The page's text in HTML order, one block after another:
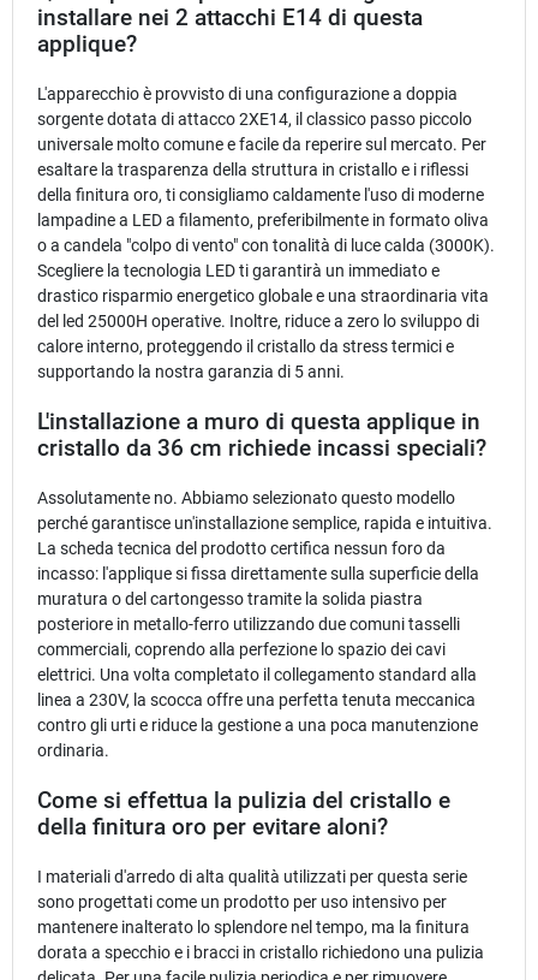
installare nei 2 attacchi E14 di questa
applique?
L'apparecchio è provvisto di una configurazione a doppia
sorgente dotata di attacco 2XE14, il classico passo piccolo
universale molto comune e facile da reperire sul mercato. Per
esaltare la trasparenza della struttura in cristallo e i riflessi
della finitura oro, ti consigliamo caldamente l'uso di moderne
lampadine a LED a filamento, preferibilmente in formato oliva
o a candela "colpo di vento" con tonalità di luce calda (3000K).
Scegliere la tecnologia LED ti garantirà un immediato e
drastico risparmio energetico globale e una straordinaria vita
del led 25000H operative. Inoltre, riduce a zero lo sviluppo di
calore interno, proteggendo il cristallo da stress termici e
supportando la nostra garanzia di 5 anni.
L'installazione a muro di questa applique in
cristallo da 36 cm richiede incassi speciali?
Assolutamente no. Abbiamo selezionato questo modello
perché garantisce un'installazione semplice, rapida e intuitiva.
La scheda tecnica del prodotto certifica nessun foro da
incasso: l'applique si fissa direttamente sulla superficie della
muratura o del cartongesso tramite la solida piastra
posteriore in metallo-ferro utilizzando due comuni tasselli
commerciali, coprendo alla perfezione lo spazio dei cavi
elettrici. Una volta completato il collegamento standard alla
linea a 230V, la scocca offre una perfetta tenuta meccanica
contro gli urti e riduce la gestione a una poca manutenzione
ordinaria.
Come si effettua la pulizia del cristallo e
della finitura oro per evitare aloni?
I materiali d'arredo di alta qualità utilizzati per questa serie
sono progettati come un prodotto per uso intensivo per
mantenere inalterato lo splendore nel tempo, ma la finitura
dorata a specchio e i bracci in cristallo richiedono una pulizia